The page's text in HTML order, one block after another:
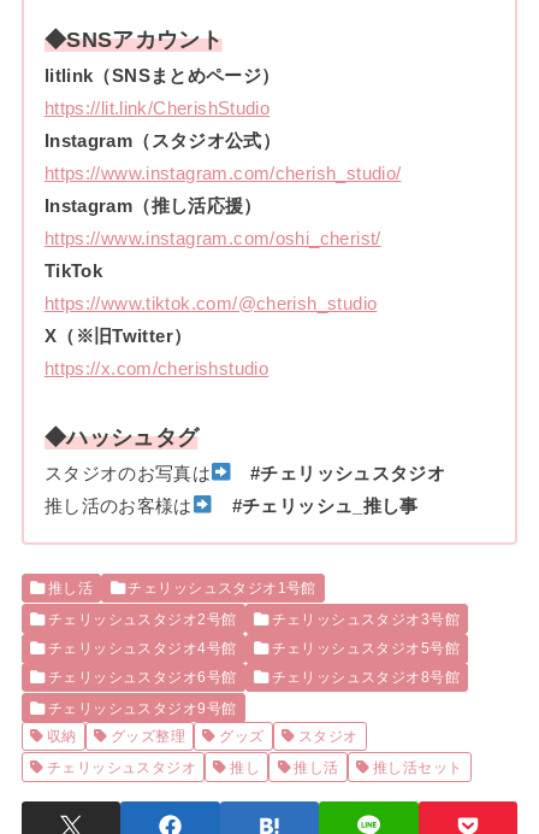
◆SNSアカウント
litlink（SNSまとめページ）
https://lit.link/CherishStudio
Instagram（スタジオ公式）
https://www.instagram.com/cherish_studio/
Instagram（推し活応援）
https://www.instagram.com/oshi_cherist/
TikTok
https://www.tiktok.com/@cherish_studio
X（※旧Twitter）
https://x.com/cherishstudio
◆ハッシュタグ
スタジオのお写真は
#チェリッシュスタジオ
推し活のお客様は
#チェリッシュ_推し事
推し活
チェリッシュスタジオ1号館
チェリッシュスタジオ2号館
チェリッシュスタジオ3号館
チェリッシュスタジオ4号館
チェリッシュスタジオ5号館
チェリッシュスタジオ6号館
チェリッシュスタジオ8号館
チェリッシュスタジオ9号館
収納
グッズ整理 グッズ
スタジオ
チェリッシュスタジオ
推し 推し活 推し活セット